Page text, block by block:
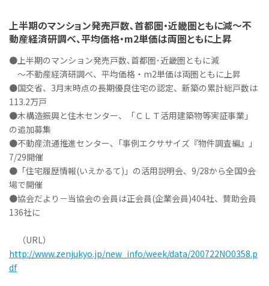
上半期のマンション発売戸数､首都圏・近畿圏ともに減～不
動産経済研調べ、平均価格・m2単価は両圏ともに上昇
●上半期のマンション発売戸数､首都圏･近畿圏ともに減
～不動産経済研調べ、平均価格・m2単価は両圏ともに上昇
●国交省、3月末時点の長期優良住宅の認定、新築の累計総戸数は
113.2万戸
●木構造振興と住木センター、「ＣＬＴ活用建築物等実証事業」
の追加募集
●不動産流通推進センター､「事例エクササイズ『物件調査編』」
7/29開催
●「住宅履歴情報(いえかるて)」の活用説明会、9/28から全国9会
場で開催
●協会だより－当協会の会員は正会員(企業会員)404社、賛助会員
136社に
（URL）
http://www.zenjukyo.jp/new_info/week/data/200722NO0358.p
df